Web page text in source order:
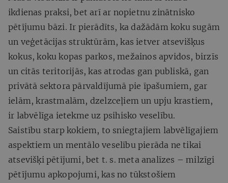
ikdienas praksi, bet arī ar nopietnu zinātnisko
pētījumu bāzi. Ir pierādīts, ka dažādām koku sugām
un veģetācijas struktūrām, kas ietver atsevišķus
kokus, koku kopas parkos, mežainos apvidos, birzīs
un citās teritorijās, kas atrodas gan publiskā, gan
privātā sektora pārvaldījumā pie īpašumiem, gar
ielām, krastmalām, dzelzceļiem un upju krastiem,
ir labvēlīga ietekme uz psihisko veselību.
Saistību starp kokiem, to sniegtajiem labvēlīgajiem
aspektiem un mentālo veselību pierāda ne tikai
atsevišķi pētījumi, bet t. s. meta analīzes – milzīgi
pētījumu apkopojumi, kas no tūkstošiem